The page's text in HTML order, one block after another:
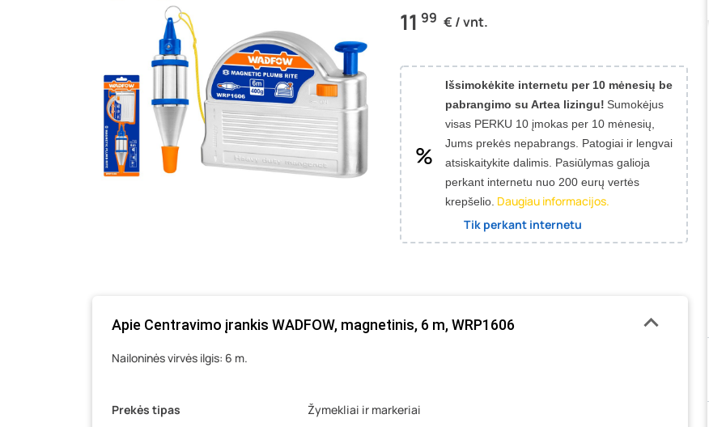
11 99 € / vnt.
Išsimokėkite internetu per 10 mėnesių be
pabrangimo su Artea lizingu! Sumokėjus
visas PERKU 10 įmokas per 10 mėnesių,
Jums prekės nepabrangs. Patogiai ir lengvai
atsiskaitykite dalimis. Pasiūlymas galioja
perkant internetu nuo 200 eurų vertės
krepšelio. Daugiau informacijos.
Tik perkant internetu
Apie Centravimo įrankis WADFOW, magnetinis, 6 m, WRP1606
Nailoninės virvės ilgis: 6 m.
Prekės tipas Žymekliai ir markeriai